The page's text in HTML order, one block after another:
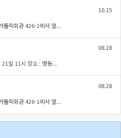
10.15
톨릭회관 426-1에서 열...
08.28
일 11시 장소 : 명동...
08.28
톨릭회관 426-1에서 열...